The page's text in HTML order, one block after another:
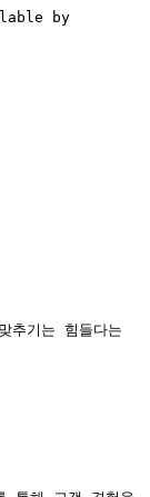
by
추기는 힘들다는